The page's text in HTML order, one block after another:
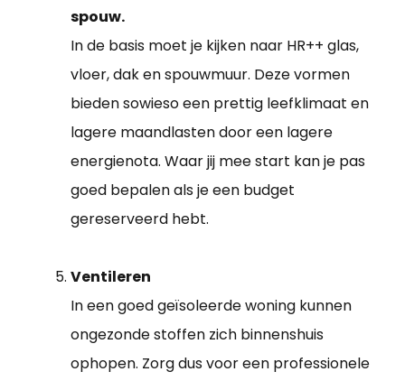
spouw.
In de basis moet je kijken naar HR++ glas,
vloer, dak en spouwmuur. Deze vormen
bieden sowieso een prettig leefklimaat en
lagere maandlasten door een lagere
energienota. Waar jij mee start kan je pas
goed bepalen als je een budget
gereserveerd hebt.
Ventileren
In een goed geïsoleerde woning kunnen
ongezonde stoffen zich binnenshuis
ophopen. Zorg dus voor een professionele